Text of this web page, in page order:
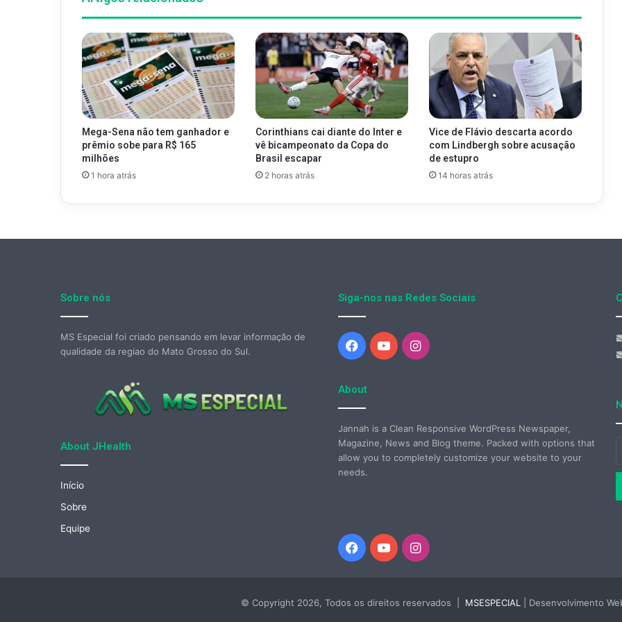
Mega-Sena não tem ganhador e
prêmio sobe para R$ 165
milhões
1 hora atrás
Corinthians cai diante do Inter e
vê bicampeonato da Copa do
Brasil escapar
2 horas atrás
Vice de Flávio descarta acordo
com Lindbergh sobre acusação
de estupro
14 horas atrás
Sobre nós
MS Especial foi criado pensando em levar informação de
qualidade da regiao do Mato Grosso do Sul.
About JHealth
Início
Sobre
Equipe
Siga-nos nas Redes Sociais
Facebook
YouTubeInstagram
About
Jannah is a Clean Responsive WordPress Newspaper,
Magazine, News and Blog theme. Packed with options that
allow you to completely customize your website to your
needs.
Facebook
YouTubeInstagram
© Copyright 2026, Todos os direitos reservados | MSESPECIAL | Desenvolvimento